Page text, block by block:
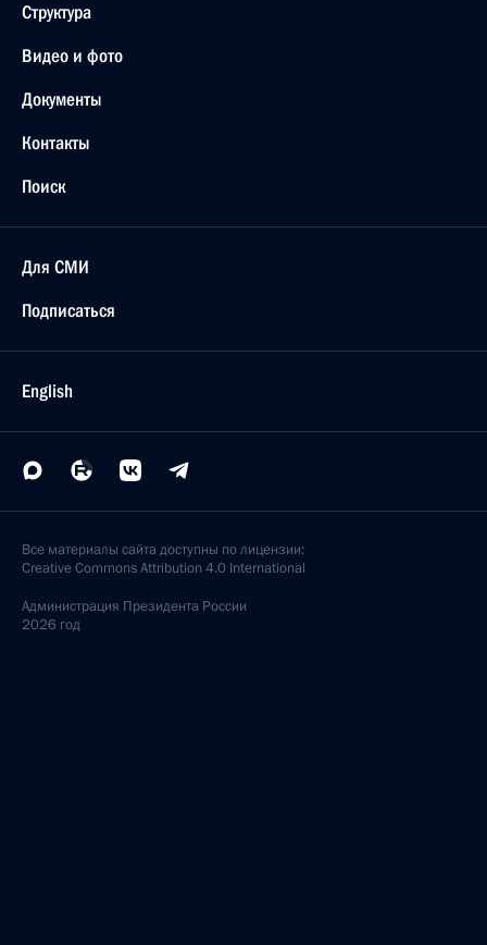
Структура
Видео и фото
Документы
Контакты
Поиск
Для СМИ
Подписаться
English
Все материалы сайта доступны по лицензии:
Creative Commons Attribution 4.0 International
Администрация Президента России
2026 год